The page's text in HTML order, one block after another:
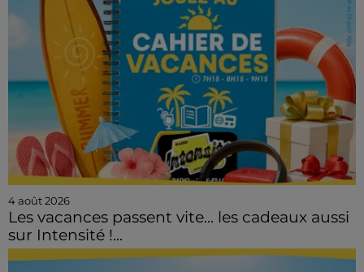
4 août 2026
Les vacances passent vite... les cadeaux aussi
sur Intensité !...